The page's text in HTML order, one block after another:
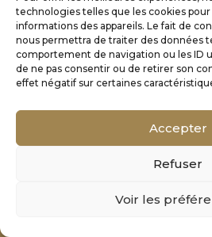
technologies telles que les cookies
informations des appareils. Le fait de
nous permettra de traiter des données
comportement de navigation ou les ID
de ne pas consentir ou de retirer son
effet négatif sur certaines
Accepter
Refuser
Voir les
Mentions